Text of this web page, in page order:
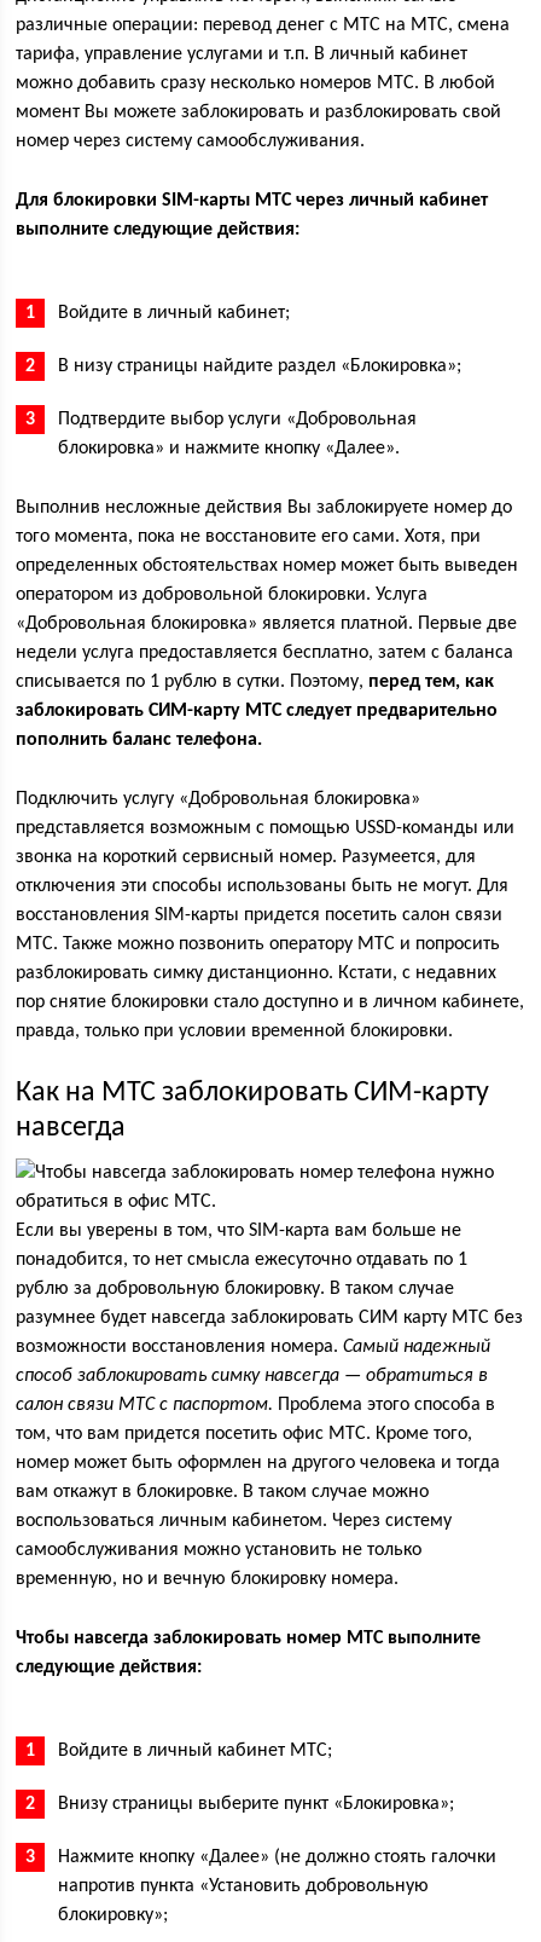
различные операции: перевод денег с МТС на МТС, смена
тарифа, управление услугами и т.п. В личный кабинет
можно добавить сразу несколько номеров МТС. В любой
момент Вы можете заблокировать и разблокировать свой
номер через систему самообслуживания.
Для блокировки SIM-карты МТС через личный кабинет
выполните следующие действия:
Войдите в личный кабинет;
В низу страницы найдите раздел «Блокировка»;
Подтвердите выбор услуги «Добровольная
блокировка» и нажмите кнопку «Далее».
Выполнив несложные действия Вы заблокируете номер до
того момента, пока не восстановите его сами. Хотя, при
определенных обстоятельствах номер может быть выведен
оператором из добровольной блокировки. Услуга
«Добровольная блокировка» является платной. Первые две
недели услуга предоставляется бесплатно, затем с баланса
списывается по 1 рублю в сутки. Поэтому, перед тем, как
заблокировать СИМ-карту МТС следует предварительно
пополнить баланс телефона.
Подключить услугу «Добровольная блокировка»
представляется возможным с помощью USSD-команды или
звонка на короткий сервисный номер. Разумеется, для
отключения эти способы использованы быть не могут. Для
восстановления SIM-карты придется посетить салон связи
МТС. Также можно позвонить оператору МТС и попросить
разблокировать симку дистанционно. Кстати, с недавних
пор снятие блокировки стало доступно и в личном кабинете,
правда, только при условии временной блокировки.
Как на МТС заблокировать СИМ-карту
навсегда
Если вы уверены в том, что SIM-карта вам больше не
понадобится, то нет смысла ежесуточно отдавать по 1
рублю за добровольную блокировку. В таком случае
разумнее будет навсегда заблокировать СИМ карту МТС без
возможности восстановления номера.Самый надежный
способ заблокировать симку навсегда — обратиться в
салон связи МТС с паспортом. Проблема этого способа в
том, что вам придется посетить офис МТС. Кроме того,
номер может быть оформлен на другого человека и тогда
вам откажут в блокировке. В таком случае можно
воспользоваться личным кабинетом. Через систему
самообслуживания можно установить не только
временную, но и вечную блокировку номера.
Чтобы навсегда заблокировать номер МТС выполните
следующие действия:
Войдите в личный кабинет МТС;
Внизу страницы выберите пункт «Блокировка»;
Нажмите кнопку «Далее» (не должно стоять галочки
напротив пункта «Установить добровольную
блокировку»;